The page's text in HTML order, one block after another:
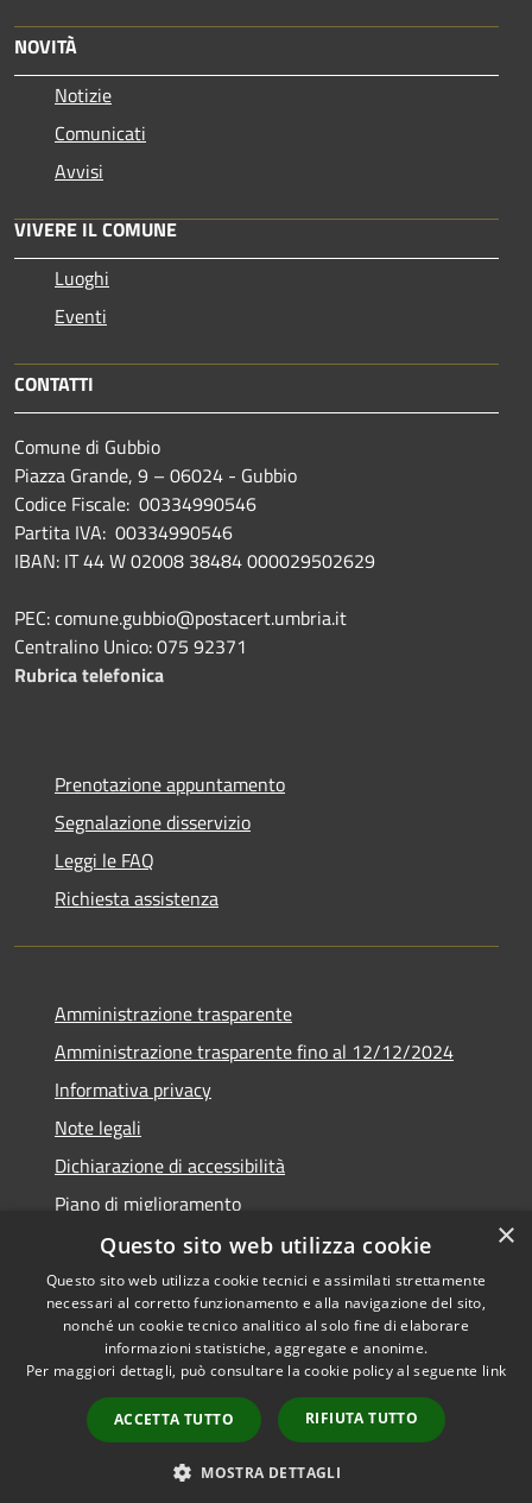
NOVITÀ
Notizie
Comunicati
Avvisi
VIVERE IL COMUNE
Luoghi
Eventi
CONTATTI
Comune di Gubbio
Piazza Grande, 9 – 06024 - Gubbio
Codice Fiscale: 00334990546
Partita IVA: 00334990546
IBAN: IT 44 W 02008 38484 000029502629
PEC: comune.gubbio@postacert.umbria.it
Centralino Unico: 075 92371
Rubrica telefonica
Prenotazione appuntamento
Segnalazione disservizio
Leggi le FAQ
Richiesta assistenza
Amministrazione trasparente
Amministrazione trasparente fino al 12/12/2024
Informativa privacy
Note legali
Dichiarazione di accessibilità
Piano di miglioramento
Accessibility
Privacy
Sitemap
Copyright © 2026 • Town of •
Powered byMunicipium
Admin access
×
Questo sito web utilizza cookie
Questo sito web utilizza cookie tecnici e assimilati strettamente
necessari al corretto funzionamento e alla navigazione del sito,
nonché un cookie tecnico analitico al solo fine di elaborare
informazioni statistiche, aggregate e anonime.
Per maggiori dettagli, può consultare la cookie policy al seguente link
ACCETTA TUTTO RIFIUTA TUTTO
MOSTRA DETTAGLI